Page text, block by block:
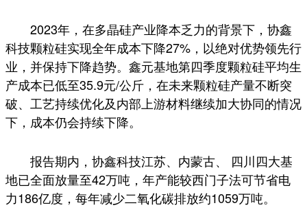
2023年，在多晶硅产业降本乏力的背景下，协鑫
科技颗粒硅实现全年成本下降27%，以绝对优势领先行
业，并保持下降趋势。鑫元基地第四季度颗粒硅平均生
产成本已低至35.9元/公斤，在未来颗粒硅产量不断突
破、工艺持续优化及内部上游材料继续加大协同的情况
下，成本仍会持续下降。
报告期内，协鑫科技江苏、内蒙古、 四川四大基
地已全面放量至42万吨，年产能较西门子法可节省电
力186亿度，每年减少二氧化碳排放约1059万吨。